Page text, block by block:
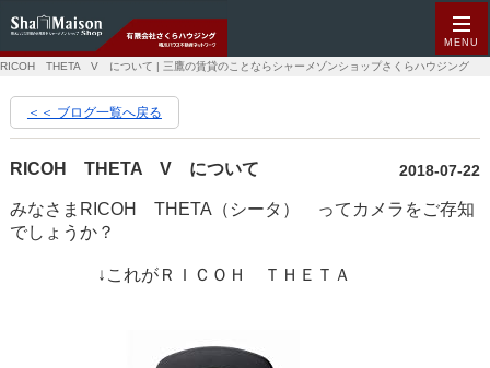
MENU
RICOH THETA V について | 三鷹の賃貸のことならシャーメゾンショップさくらハウジング
＜＜ ブログ一覧へ戻る
RICOH THETA V について 2018-07-22
みなさまRICOH THETA（シータ） ってカメラをご存知
でしょうか？
↓これがＲＩＣＯＨ ＴＨＥＴＡ